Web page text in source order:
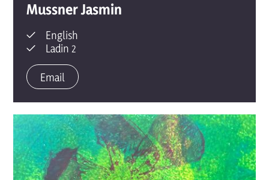
Mussner Jasmin
English
Ladin 2
Email